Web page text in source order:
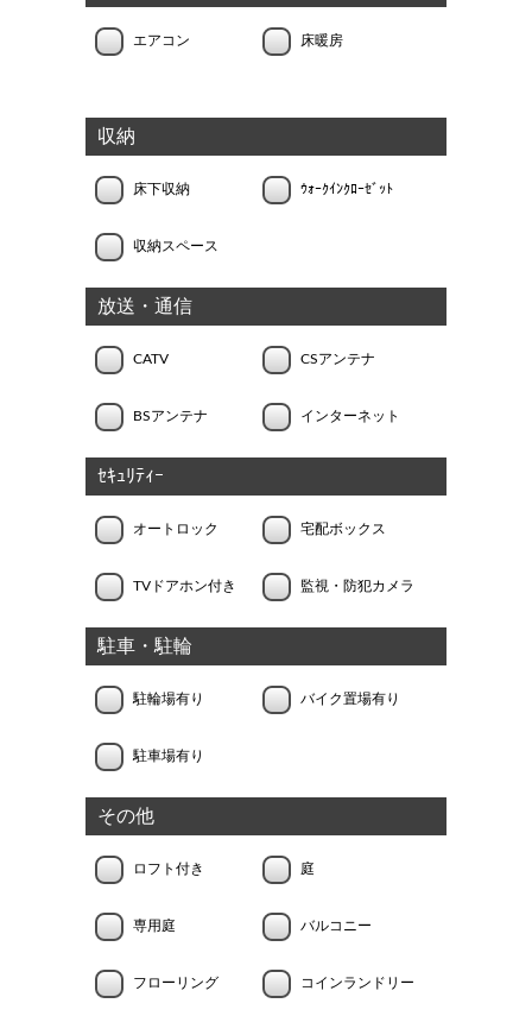
エアコン 床暖房
収納
床下収納 ｳｫｰｸｲﾝｸﾛｰｾﾞｯﾄ
収納スペース
放送・通信
CATV CSアンテナ
BSアンテナ インターネット
ｾｷｭﾘﾃｨｰ
オートロック 宅配ボックス
TVドアホン付き 監視・防犯カメラ
駐車・駐輪
駐輪場有り バイク置場有り
駐車場有り
その他
ロフト付き 庭
専用庭 バルコニー
フローリング コインランドリー